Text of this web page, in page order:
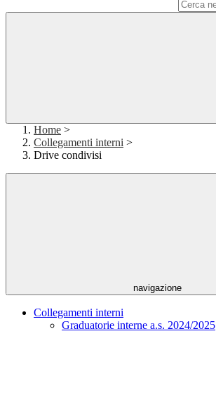
Home >
Collegamenti interni >
Drive condivisi
navigazione
Collegamenti interni
Graduatorie interne a.s. 2024/2025